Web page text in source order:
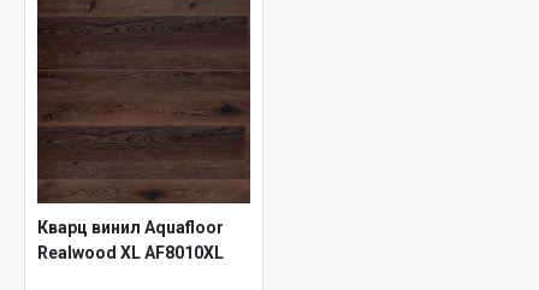
Кварц винил Aquafloor
Realwood XL AF8010XL